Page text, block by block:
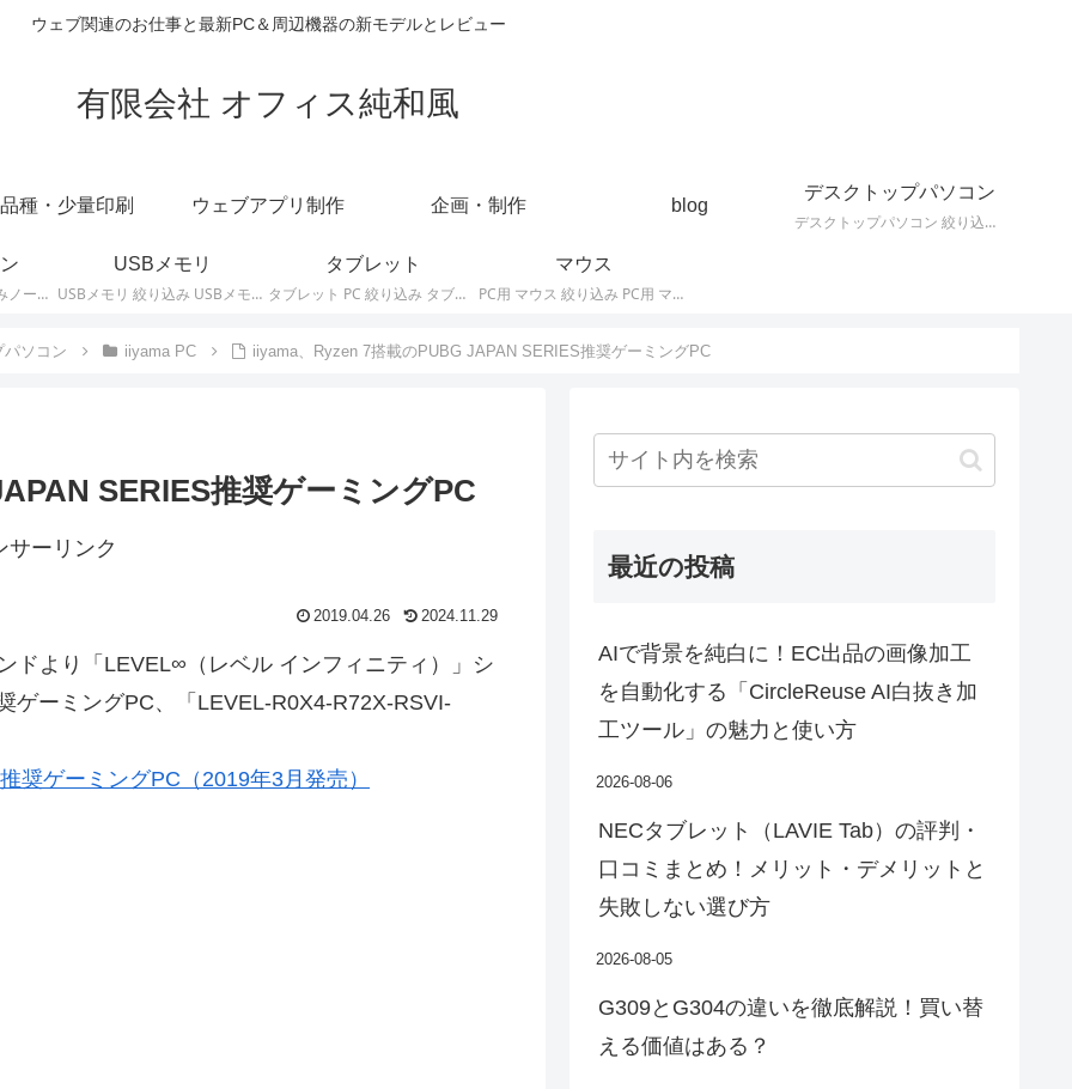
ウェブ関連のお仕事と最新PC＆周辺機器の新モデルとレビュー
有限会社 オフィス純和風
種・少量印刷 ウェブアプリ制作 企画・制作 blog
デスクトップパソコン
デスクトップパソコン 絞り込み デスクトップPCの最新モデルやスペック・仕様に関する情報。
ノートパソコン 絞り込みノートPCの最新モデルやスペック・仕様に関する情報。
USBメモリ
USBメモリ 絞り込み USBメモリの最新モデルやスペック・仕様に関する情報。
タブレット
タブレット PC 絞り込み タブレットの最新モデルやスペック・仕様に関する情報。
マウス
PC用 マウス 絞り込み PC用 マウス 最新モデルやスペック・仕様に関する情報。ワイヤレスマウス、有線マウス、接続タイプなど。
パソコン iiyama PC iiyama、Ryzen 7搭載のPUBG JAPAN SERIES推奨ゲーミングPC
SERIES推奨ゲーミングPC
サーリンク
2019.04.26 2024.11.29
ドより「LEVEL∞（レベル インフィニティ）」シ
ゲーミングPC、「LEVEL-R0X4-R72X-RSVI-
奨ゲーミングPC（2019年3月発売）
最近の投稿
AIで背景を純白に！EC出品の画像加工
を自動化する「CircleReuse AI白抜き加
工ツール」の魅力と使い方
2026-08-06
NECタブレット（LAVIE Tab）の評判・
口コミまとめ！メリット・デメリットと
失敗しない選び方
2026-08-05
G309とG304の違いを徹底解説！買い替
える価値はある？